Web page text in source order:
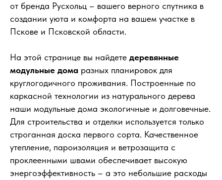
от бренда Русхольц – вашего верного спутника в
создании уюта и комфорта на вашем участке в
Пскове и Псковской области.
На этой странице вы найдете деревянные
модульные дома разных планировок для
круглогодичного проживания. Построенные по
каркасной технологии из натурального дерева
наши модульные дома экологичные и долговечные.
Для строительства и отделки используется только
строганная доска первого сорта. Качественное
утепление, пароизоляция и ветрозащита с
проклеенными швами обеспечивает высокую
энергоэффективность – а это небольшие расходы